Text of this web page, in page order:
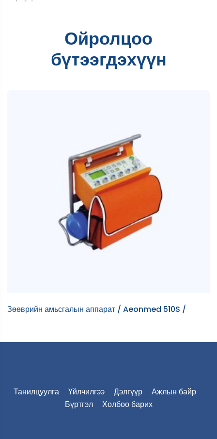
Ойролцоо
бүтээгдэхүүн
Зөөврийн амьсгалын аппарат / Aeonmed 510S /
Танилцуулга Үйлчилгээ Дэлгүүр
Ажлын байр
Бүртгэл
Холбоо барих